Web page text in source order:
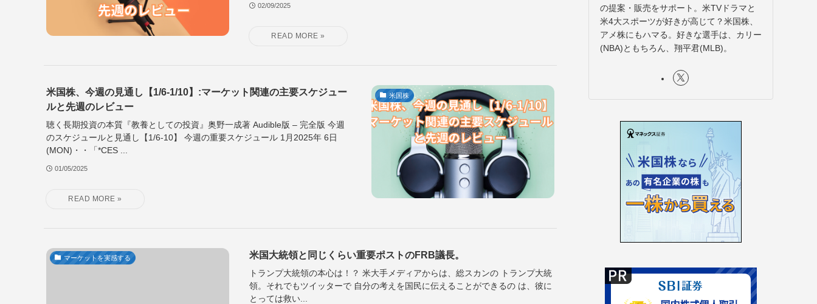
02/09/2025
米国株
米国株、今週の見通し【1/6-1/10】:マーケット関連の主要スケジュー
ルと先週のレビュー
聴く長期投資の本質『教養としての投資』奥野一成著 Audible版 – 完全版 今週
のスケジュールと見通し【1/6-10】 今週の重要スケジュール 1月2025年 6日
(MON)・・「*CES ...
01/05/2025
マーケットを実感する 米国大統領と同じくらい重要ポストのFRB議長。
トランプ大統領の本心は！？ 米大手メディアからは、総スカンの トランプ大統
領。それでもツイッターで 自分の考えを国民に伝えることができるの は、彼に
とっては救い...
の提案・販売をサポート。米TVドラマと
米4大スポーツが好きが高じて？米国株、
アメ株にもハマる。好きな選手は、カリー
(NBA)ともちろん、翔平君(MLB)。